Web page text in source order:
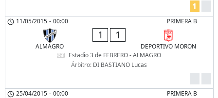
1
PRIMERA B
11/05/2015 - 00:00
ALMAGRO
1 1
DEPORTIVO MORON
Estadio 3 de FEBRERO - ALMAGRO
Árbitro: DI BASTIANO Lucas
PRIMERA B
25/04/2015 - 00:00